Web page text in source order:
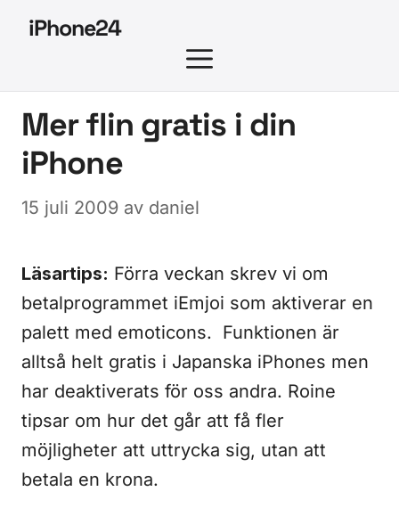
iPhone24
MENY
Mer flin gratis i din
iPhone
15 juli 2009 av daniel
Läsartips: Förra veckan skrev vi om
betalprogrammet iEmjoi som aktiverar en
palett med emoticons. Funktionen är
alltså helt gratis i Japanska iPhones men
har deaktiverats för oss andra. Roine
tipsar om hur det går att få fler
möjligheter att uttrycka sig, utan att
betala en krona.